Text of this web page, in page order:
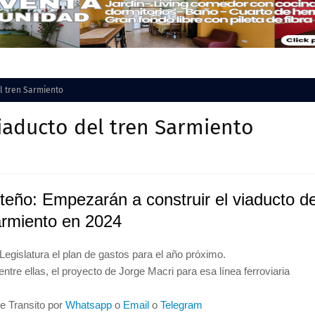
tren Sarmiento
del tren Sarmiento
Empezarán a construir el viaducto
en 2024
el plan de gastos para el año próximo.
ellas, el proyecto de Jorge Macri para esa línea ferroviaria
Transito por Whatsappo Emailo Telegram